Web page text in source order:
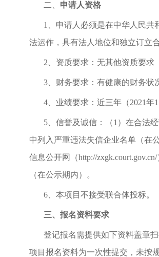
二、 申请人资格
1
、申请人必须是在中华人民
法运作，具有法人地位和独立订立
2 、资质要求：无其他资质要求
3 、财务要求：有健康的财务状
4 、业绩要求： 近三年（2021年
5 、信誉及诚信：（1）在合法
中列入严重违法失信企业名单（在
信息公开网（http://
（在公示期内）。
6 、本项目不接受联合体投标。
三、报名资料要求
登记报名需提供如下资料盖章
项目报名资料为一次性提交，未按